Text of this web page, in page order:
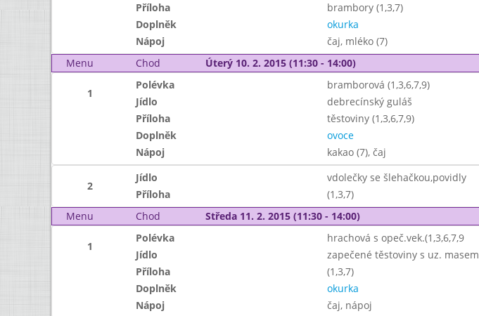
Příloha
brambory (1,3,7)
Doplněk
okurka
Nápoj
čaj, mléko (7)
Menu
Chod Úterý 10. 2. 2015 (11:30 - 14:00)
1
Polévka
bramborová (1,3,6,7,9)
Jídlo
debrecínský guláš
Příloha
těstoviny (1,3,6,7,9)
Doplněk
ovoce
Nápoj
kakao (7), čaj
2
Jídlo
vdolečky se šlehačkou,povidly
Příloha
(1,3,7)
Menu
Chod Středa 11. 2. 2015 (11:30 - 14:00)
1
Polévka
hrachová s opeč.vek.(1,3,6,7,9
Jídlo
zapečené těstoviny s uz. masem
Příloha
(1,3,7)
Doplněk
okurka
Nápoj
čaj, nápoj